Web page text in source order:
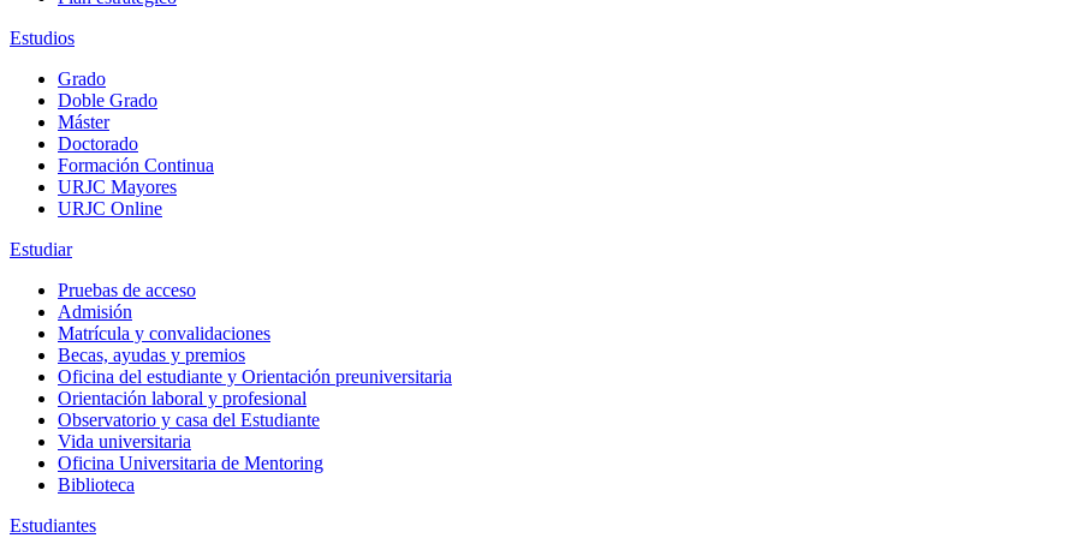
Estudios
Grado
Doble Grado
Máster
Doctorado
Formación Continua
URJC Mayores
URJC Online
Estudiar
Pruebas de acceso
Admisión
Matrícula y convalidaciones
Becas, ayudas y premios
Oficina del estudiante y Orientación preuniversitaria
Orientación laboral y profesional
Observatorio y casa del Estudiante
Vida universitaria
Oficina Universitaria de Mentoring
Biblioteca
Estudiantes